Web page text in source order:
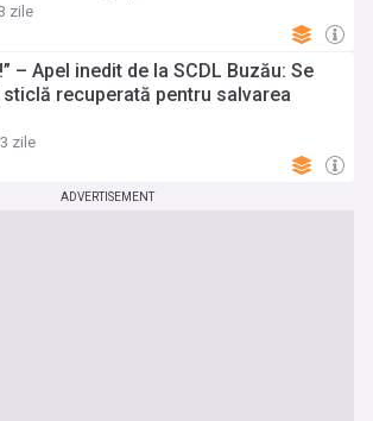
zile
– Apel inedit de la SCDL Buzău: Se
recuperată pentru salvarea
zile
ADVERTISEMENT